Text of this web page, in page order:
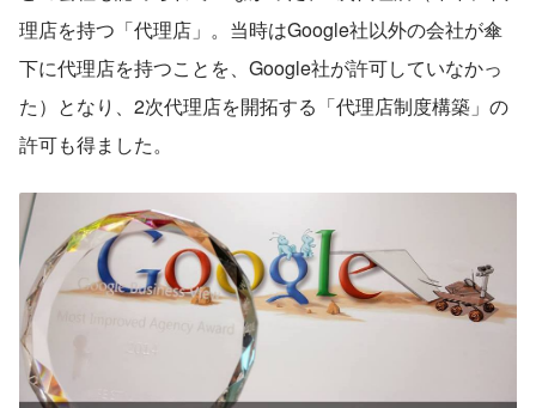
理店を持つ「代理店」。当時はGoogle社以外の会社が傘
下に代理店を持つことを、Google社が許可していなかっ
た）となり、2次代理店を開拓する「代理店制度構築」の
許可も得ました。